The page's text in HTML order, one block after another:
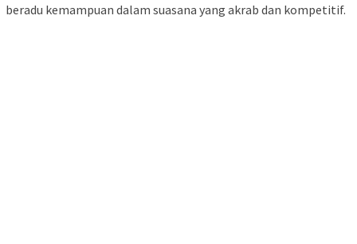
beradu kemampuan dalam suasana yang akrab dan kompetitif.